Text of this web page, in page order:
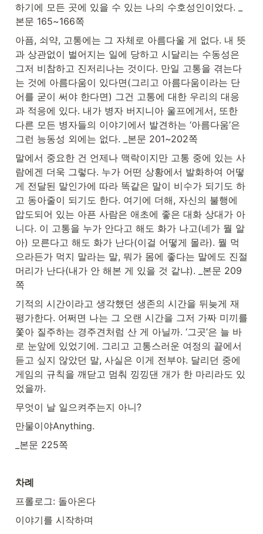
하기에 모든 곳에 있을 수 있는 나의 수호성인이었다. _
본문 165~166쪽
아픔, 쇠약, 고통에는 그 자체로 아름다울 게 없다. 내 뜻
과 상관없이 벌어지는 일에 당하고 시달리는 수동성은
그저 비참하고 진저리나는 것이다. 만일 고통을 겪는다
는 것에 아름다움이 있다면(그리고 아름다움이라는 단
어를 굳이 써야 한다면) 그건 고통에 대한 우리의 대응
과 적응에 있다. 내가 병자 버지니아 울프에게서, 또한
다른 모든 병자들의 이야기에서 발견하는 ‘아름다움’은
그런 능동성 외에는 없다. _본문 201~202쪽
말에서 중요한 건 언제나 맥락이지만 고통 중에 있는 사
람에겐 더욱 그렇다. 누가 어떤 상황에서 발화하여 어떻
게 전달된 말인가에 따라 똑같은 말이 비수가 되기도 하
고 동아줄이 되기도 한다. 여기에 더해, 자신의 불행에
압도되어 있는 아픈 사람은 애초에 좋은 대화 상대가 아
니다. 이 고통을 누가 안다고 해도 화가 나고(네가 뭘 알
아) 모른다고 해도 화가 난다(이걸 어떻게 몰라). 뭘 먹
으라든가 먹지 말라는 말, 뭐가 몸에 좋다는 말에도 진절
머리가 난다(내가 안 해본 게 있을 것 같냐). _본문 209
쪽
기적의 시간이라고 생각했던 생존의 시간을 뒤늦게 재
평가한다. 어쩌면 나는 그 오랜 시간을 그저 가짜 미끼를
쫓아 질주하는 경주견처럼 산 게 아닐까. ‘그곳’은 늘 바
로 눈앞에 있었기에. 그리고 고통스러운 여정의 끝에서
듣고 싶지 않았던 말, 사실은 이게 전부야. 달리던 중에
게임의 규칙을 깨닫고 멈춰 낑낑댄 개가 한 마리라도 있
었을까.
무엇이 날 일으켜주는지 아니?
만물이야Anything.
_본문 225쪽
차례
프롤로그: 돌아온다
이야기를 시작하며